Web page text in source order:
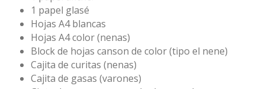
1 papel glasé
Hojas A4 blancas
Hojas A4 color (nenas)
Block de hojas canson de color (tipo el nene)
Cajita de curitas (nenas)
Cajita de gasas (varones)